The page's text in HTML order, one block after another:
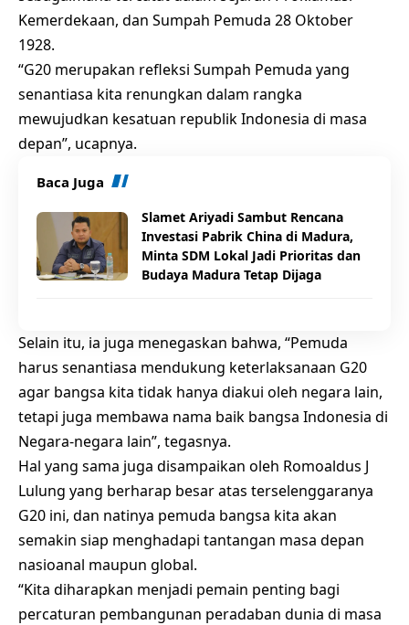
Kemerdekaan, dan Sumpah Pemuda 28 Oktober
1928.
“G20 merupakan refleksi Sumpah Pemuda yang
senantiasa kita renungkan dalam rangka
mewujudkan kesatuan republik Indonesia di masa
depan”, ucapnya.
Baca Juga
Slamet Ariyadi Sambut Rencana
Investasi Pabrik China di Madura,
Minta SDM Lokal Jadi Prioritas dan
Budaya Madura Tetap Dijaga
Selain itu, ia juga menegaskan bahwa, “Pemuda
harus senantiasa mendukung keterlaksanaan G20
agar bangsa kita tidak hanya diakui oleh negara lain,
tetapi juga membawa nama baik bangsa Indonesia di
Negara-negara lain”, tegasnya.
Hal yang sama juga disampaikan oleh Romoaldus J
Lulung yang berharap besar atas terselenggaranya
G20 ini, dan natinya pemuda bangsa kita akan
semakin siap menghadapi tantangan masa depan
nasioanal maupun global.
“Kita diharapkan menjadi pemain penting bagi
percaturan pembangunan peradaban dunia di masa